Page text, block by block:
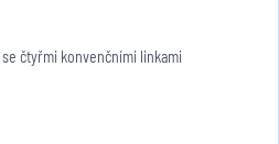
čtyřmi konvenčními linkami